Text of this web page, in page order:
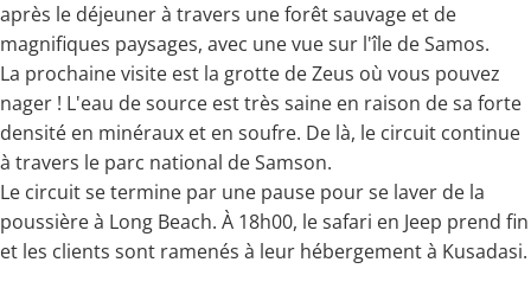
après le déjeuner à travers une forêt sauvage et de
magnifiques paysages, avec une vue sur l'île de Samos.
La prochaine visite est la grotte de Zeus où vous pouvez
nager ! L'eau de source est très saine en raison de sa forte
densité en minéraux et en soufre. De là, le circuit continue
à travers le parc national de Samson.
Le circuit se termine par une pause pour se laver de la
poussière à Long Beach. À 18h00, le safari en Jeep prend fin
et les clients sont ramenés à leur hébergement à Kusadasi.